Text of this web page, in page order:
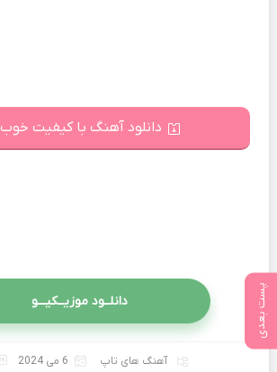
پست بعدی
دانلود آهنگ با کیفیت خوب 128
دانلــود موزیــکیـــو
آهنگ های تاپ 6 می 2024